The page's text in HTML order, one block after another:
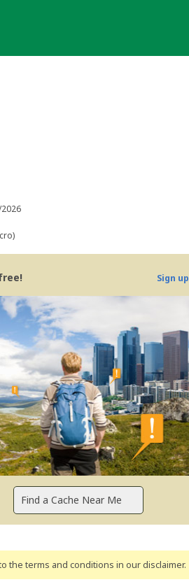
Sign up
the terms and conditions in our disclaimer.